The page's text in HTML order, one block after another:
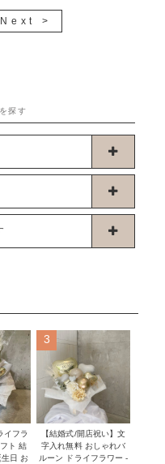
Next >
探す
イフラ
ト 結
日 お
3
【結婚式/開店祝い】文
字入れ無料 おしゃれバ
ルーン ドライフラワー -